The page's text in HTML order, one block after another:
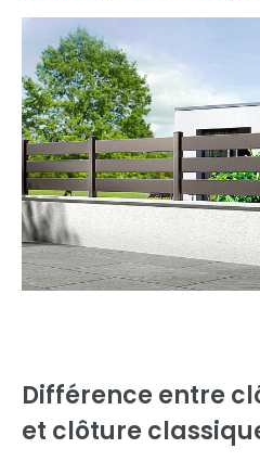
Différence entre
et clôture